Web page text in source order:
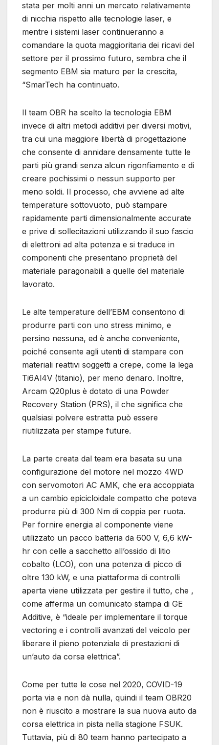
stata per molti anni un mercato relativamente
di nicchia rispetto alle tecnologie laser, e
mentre i sistemi laser continueranno a
comandare la quota maggioritaria dei ricavi del
settore per il prossimo futuro, sembra che il
segmento EBM sia maturo per la crescita,
“SmarTech ha continuato.
Il team OBR ha scelto la tecnologia EBM
invece di altri metodi additivi per diversi motivi,
tra cui una maggiore libertà di progettazione
che consente di annidare densamente tutte le
parti più grandi senza alcun rigonfiamento e di
creare pochissimi o nessun supporto per
meno soldi. Il processo, che avviene ad alte
temperature sottovuoto, può stampare
rapidamente parti dimensionalmente accurate
e prive di sollecitazioni utilizzando il suo fascio
di elettroni ad alta potenza e si traduce in
componenti che presentano proprietà del
materiale paragonabili a quelle del materiale
lavorato.
Le alte temperature dell’EBM consentono di
produrre parti con uno stress minimo, e
persino nessuna, ed è anche conveniente,
poiché consente agli utenti di stampare con
materiali reattivi soggetti a crepe, come la lega
Ti6Al4V (titanio), per meno denaro. Inoltre,
Arcam Q20plus è dotato di una Powder
Recovery Station (PRS), il che significa che
qualsiasi polvere estratta può essere
riutilizzata per stampe future.
La parte creata dal team era basata su una
configurazione del motore nel mozzo 4WD
con servomotori AC AMK, che era accoppiata
a un cambio epicicloidale compatto che poteva
produrre più di 300 Nm di coppia per ruota.
Per fornire energia al componente viene
utilizzato un pacco batteria da 600 V, 6,6 kW-
hr con celle a sacchetto all’ossido di litio
cobalto (LCO), con una potenza di picco di
oltre 130 kW, e una piattaforma di controlli
aperta viene utilizzata per gestire il tutto, che ,
come afferma un comunicato stampa di GE
Additive, è “ideale per implementare il torque
vectoring e i controlli avanzati del veicolo per
liberare il pieno potenziale di prestazioni di
un’auto da corsa elettrica”.
Come per tutte le cose nel 2020, COVID-19
porta via e non dà nulla, quindi il team OBR20
non è riuscito a mostrare la sua nuova auto da
corsa elettrica in pista nella stagione FSUK.
Tuttavia, più di 80 team hanno partecipato a